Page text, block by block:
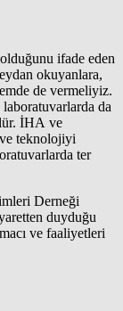
ifade eden
okuyanlara,
de vermeliyiz.
da
İHA ve
teknolojiyi
ter
Derneği
duyduğu
ve faaliyetleri